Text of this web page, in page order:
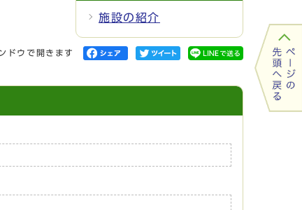
施設の紹介
ドウで開きます